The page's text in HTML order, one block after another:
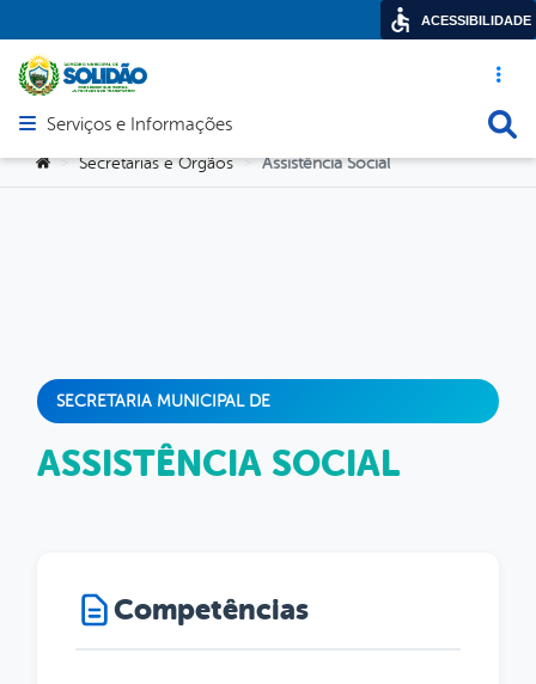
Acesso
Abrir menu principal de navegação
Serviços e Informações
Você está aqui:
> Secretarias e Orgãos > Assistência Social
SECRETARIA MUNICIPAL DE
ASSISTÊNCIA SOCIAL
Competências
ACESSIBILIDADE